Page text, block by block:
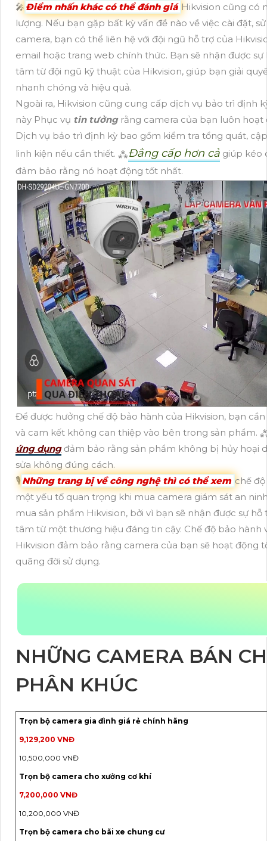
🎤 Điểm nhấn khác có thể đánh giá Hikvision cũng có
lượng. Nếu bạn gặp bất kỳ vấn đề nào về việc cài đặt,
camera, bạn có thể liên hệ với đội ngũ hỗ trợ của
email hoặc trang web chính thức. Bạn sẽ nhận được
tâm từ đội ngũ kỹ thuật của Hikvision, giúp bạn giải
nhanh chóng và hiệu quả.
Ngoài ra, Hikvision cũng cung cấp dịch vụ bảo trì định
này Phục vụ tin tưởngrằng camera của bạn luôn hoạt
Dịch vụ bảo trì định kỳ bao gồm kiểm tra tổng quát,
linh kiện nếu cần thiết. ⁂Đẳng cấp hơn cả giúp kéo
đảm bảo rằng nó hoạt động tốt nhất.
Để được hưởng chế độ bảo hành của Hikvision, bạn
và cam kết không can thiệp vào bên trong sản phẩm.
ứng dụngđảm bảo rằng sản phẩm không bị hủy hoại
sửa không đúng cách.
🎙 Những trang bị về công nghệ thì có thể xem chế
một yếu tố quan trọng khi mua camera giám sát an
mua sản phẩm Hikvision, bởi vì bạn sẽ nhận được sự
tâm từ một thương hiệu đáng tin cậy. Chế độ bảo hành
Hikvision đảm bảo rằng camera của bạn sẽ hoạt động
quãng đời sử dụng.
NHỮNG CAMERA BÁN
PHÂN KHÚC
Trọn bộ camera gia đình giá rẻ chính hãng
9,129,200 VNĐ
10,500,000 VNĐ
Trọn bộ camera cho xưởng cơ khí
7,200,000 VNĐ
10,200,000 VNĐ
Trọn bộ camera cho bãi xe chung cư